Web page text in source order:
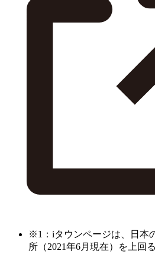
※1：iタウンページは、日本
所（2021年6月現在）を上回